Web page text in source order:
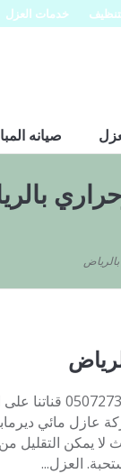
خدمات العزل
صيانه
شركة عازل مائي
شركة عازل مائي
يمكن التقليل
العزل...